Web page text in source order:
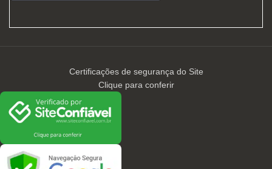
Certificações de segurança do Site
Clique para conferir